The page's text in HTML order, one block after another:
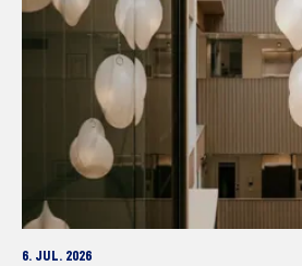
6. JUL. 2026